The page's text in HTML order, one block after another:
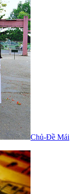
Chủ-Đề Mái